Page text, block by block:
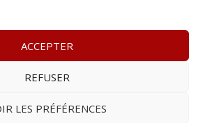
ACCEPTER
REFUSER
LES PRÉFÉRENCES
– www.lapostille.fr –
–